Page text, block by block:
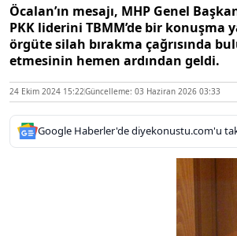
Öcalan’ın mesajı, MHP Genel
PKK liderini TBMM’de bir konuşma
örgüte silah bırakma çağrısında
etmesinin hemen ardından geldi.
24 Ekim 2024 15:22Güncelleme: 03 Haziran 2026 03:33
Google Haberler'de diyekonustu.com'u